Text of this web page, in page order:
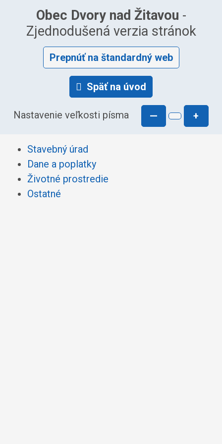
Obec Dvory nad Žitavou -
Zjednodušená verzia stránok
Prepnúť na štandardný web
Späť na úvod
Nastavenie veľkosti písma — +
Stavebný úrad
Dane a poplatky
Životné prostredie
Ostatné